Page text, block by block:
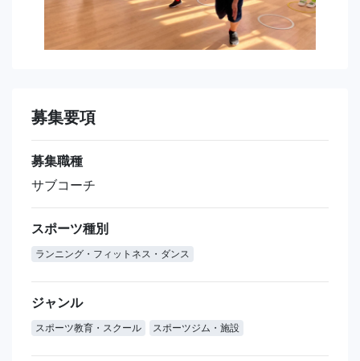
募集要項
募集職種
サブコーチ
スポーツ種別
ランニング・フィットネス・ダンス
ジャンル
スポーツ教育・スクール スポーツジム・施設